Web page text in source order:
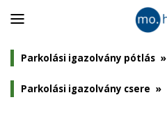
Panel
nyitása
Parkolási igazolvány pótlás »
Parkolási igazolvány csere »